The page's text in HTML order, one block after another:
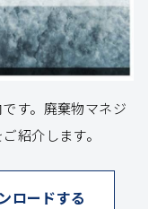
す。 廃棄物マネジ
紹介します。
ロードする